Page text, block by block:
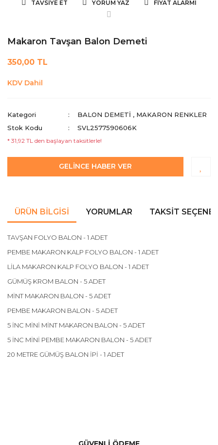
TAVSIYE ET YORUM YAZ FIYAT ALARMI
Makaron Tavşan Balon Demeti
350,00 TL
KDV Dahil
Kategori BALON DEMETİ , MAKARON RENKLER
Stok Kodu
SVL2577590606K
* 31,92 TL den başlayan taksitlerle!
GELİNCE HABER VER
ÜRÜN BILGISI YORUMLAR TAKSIT
TAVŞAN FOLYO BALON - 1 ADET
PEMBE MAKARON KALP FOLYO BALON - 1 ADET
LİLA MAKARON KALP FOLYO BALON - 1 ADET
GÜMÜŞ KROM BALON - 5 ADET
MİNT MAKARON BALON - 5 ADET
PEMBE MAKARON BALON - 5 ADET
5 İNC MİNİ MİNT MAKARON BALON - 5 ADET
5 İNC MİNİ PEMBE MAKARON BALON - 5 ADET
20 METRE GÜMÜŞ BALON İPİ - 1 ADET